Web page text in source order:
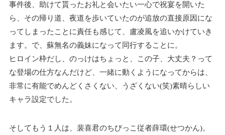
事件後、助けて貰ったお礼と会いたい一心で祝宴を開いた
ら、その帰り道、夜道を歩いていたのが追放の直接原因にな
ってしまったことに責任も感じて、盧凌風を追いかけていき
ます。で、蘇無名の義妹になって同行することに。
ヒロイン枠だし、のっけはちょっと、この子、大丈夫？って
な登場の仕方なんだけど、一緒に動くようになってからは、
非常に有能でめんどくさくない、うざくない(笑)素晴らしい
キャラ設定でした。
そしてもう１人は、裴喜君のちびっこ従者薛環(せつかん)。